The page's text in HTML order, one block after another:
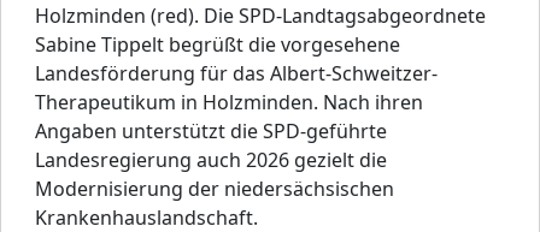
Holzminden (red). Die SPD-Landtagsabgeordnete
Sabine Tippelt begrüßt die vorgesehene
Landesförderung für das Albert-Schweitzer-
Therapeutikum in Holzminden. Nach ihren
Angaben unterstützt die SPD-geführte
Landesregierung auch 2026 gezielt die
Modernisierung der niedersächsischen
Krankenhauslandschaft.